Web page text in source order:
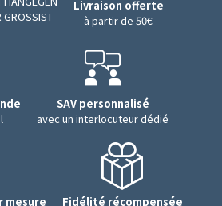
GROSSIST
Livraison offerte
à partir de 50€
SAV personnalisé
avec un interlocuteur dédié
mesure Fidélité récompensée